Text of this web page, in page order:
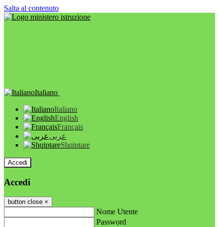
Salta al contenuto
Italiano
Italiano
English
Français
عربى
Shqiptare
Accedi
Accedi
button close ×
Nome Utente
Password